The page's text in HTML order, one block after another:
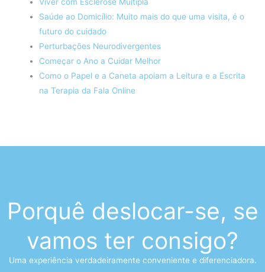
Viver com Esclerose Múltipla
Saúde ao Domicílio: Muito mais do que uma visita, é o
futuro do cuidado
Perturbações Neurodivergentes
Começar o Ano a Cuidar Melhor
Como o Papel e a Caneta apoiam a Leitura e a Escrita
na Terapia da Fala Online
Porquê deslocar-se, se
vamos ter consigo?
Uma experiência verdadeiramente conveniente e diferenciadora.